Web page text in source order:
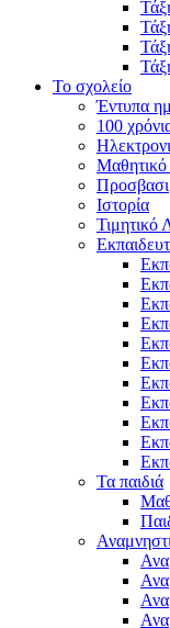
Το σχολείο
Έντυπα
100
Μαθητικό
Ιστορία
Τιμητικό
Τα παιδιά